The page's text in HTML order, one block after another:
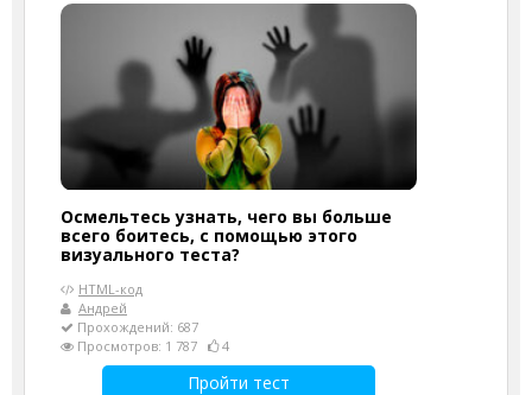
Осмельтесь узнать, чего вы больше
всего боитесь, с помощью этого
визуального теста?
HTML-код
Андрей
Прохождений: 687
Просмотров: 1 787
4
Пройти тест